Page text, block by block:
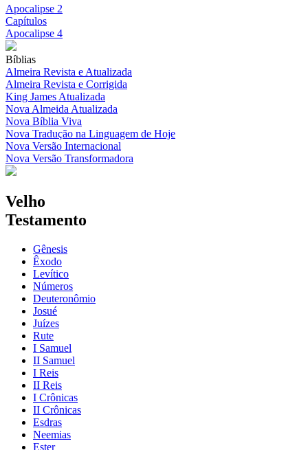
Apocalipse 2
Capítulos
Apocalipse 4
Bíblias
Almeira Revista e Atualizada
Almeira Revista e Corrigida
King James Atualizada
Nova Almeida Atualizada
Nova Bíblia Viva
Nova Tradução na Linguagem de Hoje
Nova Versão Internacional
Nova Versão Transformadora
Velho
Testamento
Gênesis
Êxodo
Levítico
Números
Deuteronômio
Josué
Juízes
Rute
I Samuel
II Samuel
I Reis
II Reis
I Crônicas
II Crônicas
Esdras
Neemias
Ester